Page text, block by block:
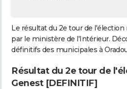
Le résultat du 2e tour de
par le ministère de l'Intérieur.
définitifs des municipales à
Résultat du 2e tour de
Genest [DEFINITIF]